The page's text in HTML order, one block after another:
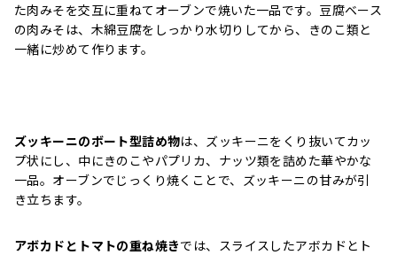
た肉みそを交互に重ねてオーブンで焼いた一品です。豆腐ベース
の肉みそは、木綿豆腐をしっかり水切りしてから、きのこ類と
一緒に炒めて作ります。
ズッキーニのボート型詰め物は、ズッキーニをくり抜いてカッ
プ状にし、中にきのこやパプリカ、ナッツ類を詰めた華やかな
一品。オーブンでじっくり焼くことで、ズッキーニの甘みが引
き立ちます。
アボカドとトマトの重ね焼きでは、スライスしたアボカドとト